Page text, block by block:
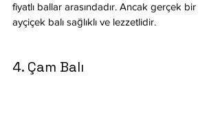
fiyatlı ballar arasındadır. Ancak gerçek bir
ayçiçek balı sağlıklı ve lezzetlidir.
4. Çam Balı